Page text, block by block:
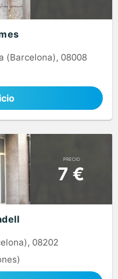
(Barcelona), 08008
PRECIO
7 €
08202